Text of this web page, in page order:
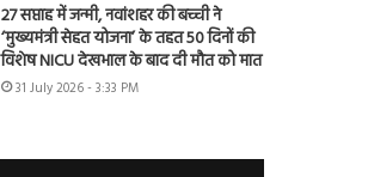
27 सप्ताह में जन्मी, नवांशहर की बच्ची ने
‘मुख्यमंत्री सेहत योजना’ के तहत 50 दिनों की
विशेष NICU देखभाल के बाद दी मौत को मात
31 July 2026 - 3:33 PM